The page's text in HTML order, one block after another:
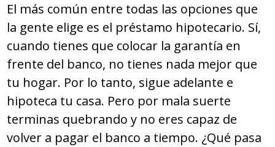
El más común entre todas las opciones que
la gente elige es el préstamo hipotecario. Sí,
cuando tienes que colocar la garantía en
frente del banco, no tienes nada mejor que
tu hogar. Por lo tanto, sigue adelante e
hipoteca tu casa. Pero por mala suerte
terminas quebrando y no eres capaz de
volver a pagar el banco a tiempo. ¿Qué pasa